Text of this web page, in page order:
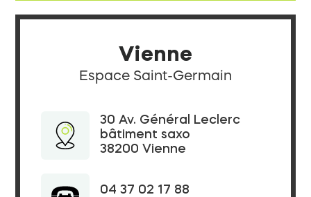
Vienne
Espace Saint-Germain
30 Av. Général Leclerc
bâtiment saxo
38200 Vienne
04 37 02 17 88